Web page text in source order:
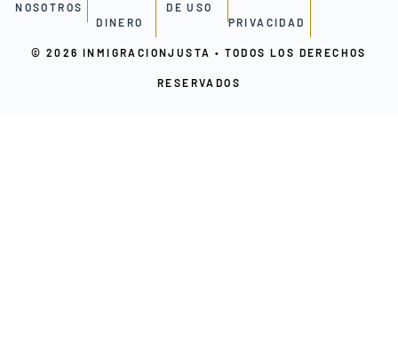
NOSOTROS
DINERO
DE USO
PRIVACIDAD
© 2026 INMIGRACIONJUSTA • TODOS LOS DERECHOS
RESERVADOS